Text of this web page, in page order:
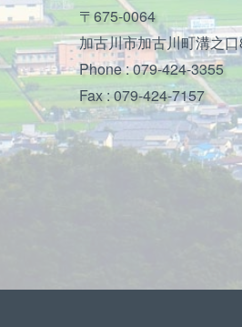
〒675-0064
加古川市加古川町溝之
Phone :079-424-3355
Fax : 079-424-7157